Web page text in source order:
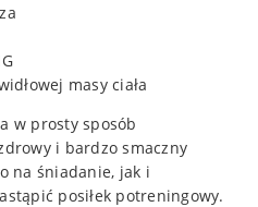
masy ciała
w prosty sposób
i bardzo smaczny
na śniadanie, jak i
posiłek potreningowy.